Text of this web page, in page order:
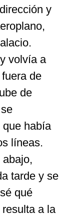
y
volvía a
de
de
que había
líneas.
tarde y se
qué
a la